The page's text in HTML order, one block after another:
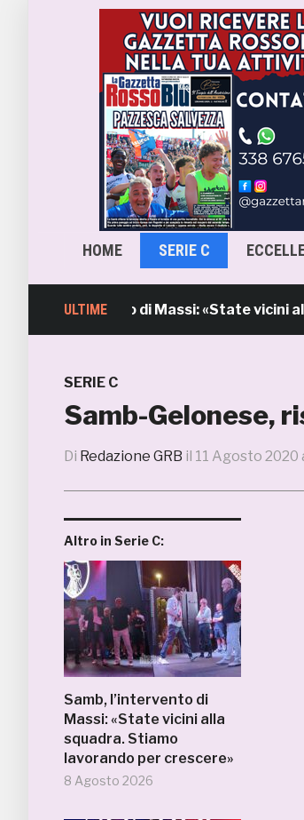
HOME SERIE C
ULTIME
l’intervento di Massi: «State vicini alla
SERIE C
Samb-Gelonese,
Di Redazione GRB il 11 Agosto 2020
Altro in Serie C:
Samb, l’intervento di
Massi: «State vicini alla
squadra. Stiamo
lavorando per crescere»
8 Agosto 2026